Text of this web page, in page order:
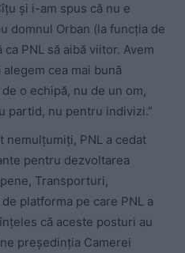
și i-am spus că nu e
domnul Orban (la funcția de
PNL să aibă viitor. Avem
cea mai bună
o echipă, nu de un om,
partid, nu pentru indivizi.”
nemulțumiți, PNL a cedat
pentru dezvoltarea
Transporturi,
platforma pe care PNL a
că aceste posturi au
președinția Camerei